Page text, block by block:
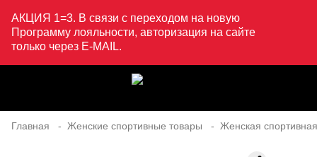
АКЦИЯ 1=3. В связи с переходом на новую
Программу лояльности, авторизация на сайте
только через E-MAIL.
Главная Женские спортивные товары Женская